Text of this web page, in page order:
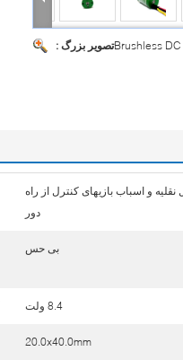
تصویر بزرگ :
نقلیه و اسباب بازیهای کنترل از راه
دور
بی حس
8.4 ولت
20.0x40.0mm